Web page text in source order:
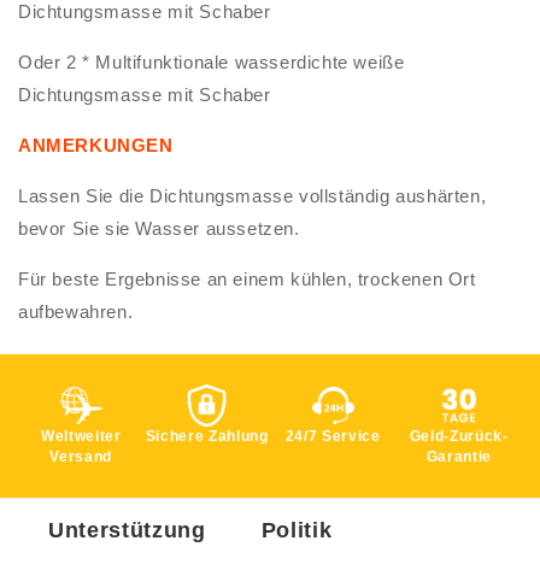
Dichtungsmasse mit Schaber
Oder 2 * Multifunktionale wasserdichte weiße
Dichtungsmasse mit Schaber
ANMERKUNGEN
Lassen Sie die Dichtungsmasse vollständig aushärten,
bevor Sie sie Wasser aussetzen.
Für beste Ergebnisse an einem kühlen, trockenen Ort
aufbewahren.
Weltweiter
Versand
Sichere Zahlung 24/7 Service
Geld-Zurück-
Garantie
Unterstützung Politik